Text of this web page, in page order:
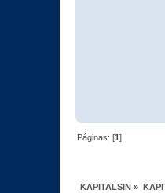
Páginas: [1]
KAPITALSIN »